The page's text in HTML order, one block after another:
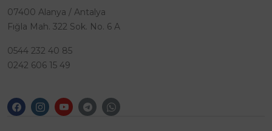
07400 Alanya / Antalya
Fığla Mah. 322 Sok. No. 6 A
0544 232 40 85
0242 606 15 49